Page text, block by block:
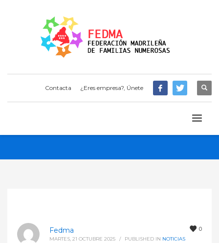
Contacta ¿Eres empresa?, Únete
0
Fedma
MARTES, 21 OCTUBRE 2025 / PUBLISHED IN NOTICIAS